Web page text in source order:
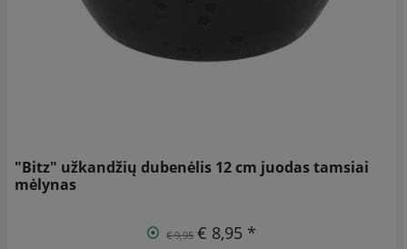
"Bitz" užkandžių dubenėlis 12 cm juodas tamsiai
mėlynas
€ 9,95 € 8,95 *